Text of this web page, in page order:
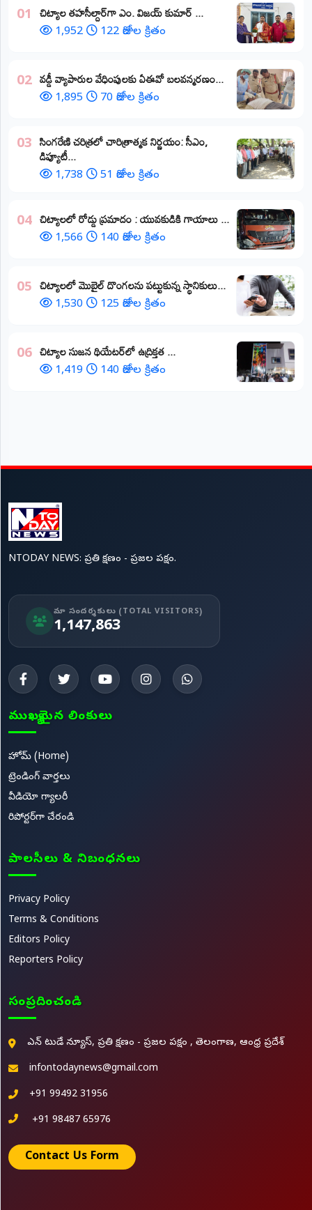
01 ​చిట్యాల తహసీల్దార్‌గా ఎం. విజయ్ కుమార్ ...
1,952 122 రోజుల క్రితం
02 వడ్డీ వ్యాపారుల వేధింపులకు ఏఈవో బలవన్మరణం...
1,895 70 రోజుల క్రితం
03 ​సింగరేణి చరిత్రలో చారిత్రాత్మక నిర్ణయం: సీఎం,
డిప్యూటీ...
1,738 51 రోజుల క్రితం
04 చిట్యాలలో రోడ్డు ప్రమాదం : యువకుడికి గాయాలు ​...
1,566 140 రోజుల క్రితం
05 చిట్యాలలో మొబైల్ దొంగలను పట్టుకున్న స్థానికులు...
1,530 125 రోజుల క్రితం
06 చిట్యాల సుజన థియేటర్‌లో ఉద్రిక్తత ...
1,419 140 రోజుల క్రితం
NTODAY NEWS: ప్రతి క్షణం - ప్రజల పక్షం.
మా సందర్శకులు (TOTAL VISITORS)
1,147,863
ముఖ్యమైన లింకులు
హోమ్ (Home)
ట్రెండింగ్ వార్తలు
వీడియో గ్యాలరీ
రిపోర్టర్‌గా చేరండి
పాలసీలు & నిబంధనలు
Privacy Policy
Terms & Conditions
Editors Policy
Reporters Policy
సంప్రదించండి
ఎన్ టుడే న్యూస్, ప్రతి క్షణం - ప్రజల పక్షం , తెలంగాణ, ఆంధ్ర ప్రదేశ్
infontodaynews@gmail.com
+91 99492 31956
+91 98487 65976
Contact Us Form